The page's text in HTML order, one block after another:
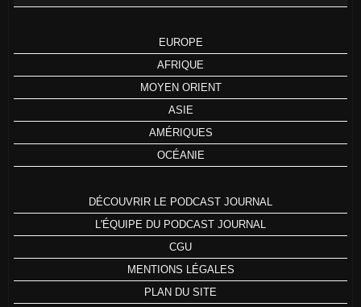
EUROPE
AFRIQUE
MOYEN ORIENT
ASIE
AMÉRIQUES
OCÉANIE
DÉCOUVRIR LE PODCAST JOURNAL
L'ÉQUIPE DU PODCAST JOURNAL
CGU
MENTIONS LÉGALES
PLAN DU SITE